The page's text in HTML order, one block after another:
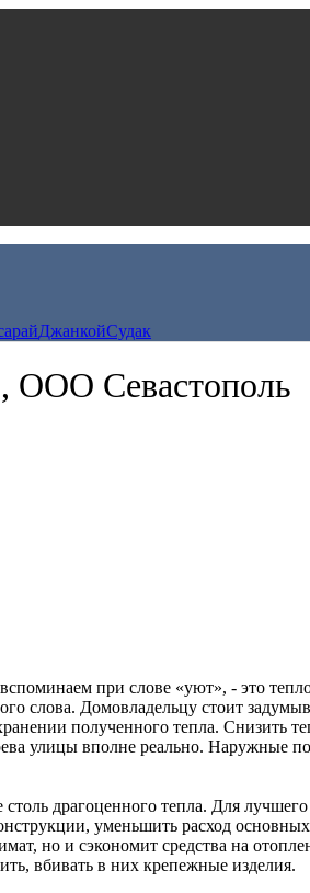
ДжанкойСудак
ООО Севастополь
при слове «уют», - это
слова. Домовладельцу стоит
полученного тепла. Снизить
улицы вполне реально. Наружные
драгоценного тепла. Для
уменьшить расход
но и сэкономит средства на
вбивать в них крепежные изделия.